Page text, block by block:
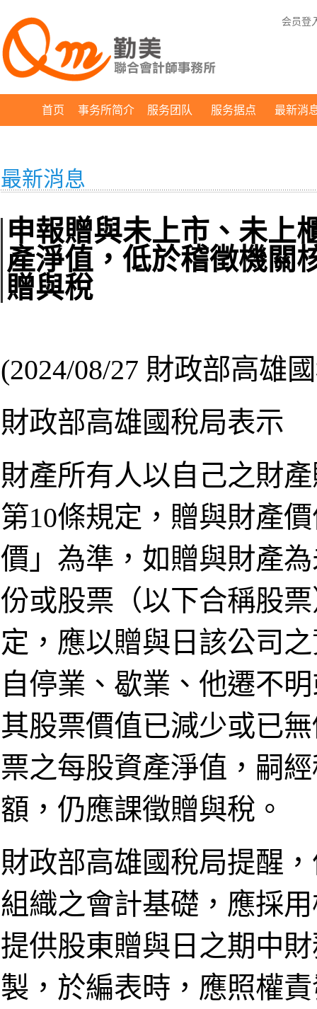
会员登
首页 事务所简介 服务团队 服务据点 最新消
最新消息
申報贈與未上市、未上
產淨值，低於稽徵機關
贈與稅
(2024/08/27 財政部高雄
財政部高雄國稅局表示
財產所有人以自己之財
第10條規定，贈與財產
價」為準，如贈與財產
份或股票（以下合稱股
定，應以贈與日該公司
自停業、歇業、他遷不
其股票價值已減少或已
票之每股資產淨值，嗣
額，仍應課徵贈與稅。
財政部高雄國稅局提醒
組織之會計基礎，應採
提供股東贈與日之期中
製，於編表時，應照權